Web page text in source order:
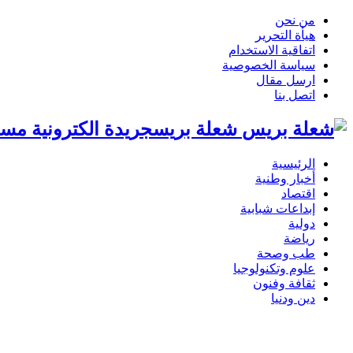
من نحن
هيأة التحرير
اتفاقية الاستخدام
سياسة الخصوصية
ارسل مقال
اتصل بنا
شعلة بريسجريدة الكترونية
الرئيسية
أخبار وطنية
اقتصاد
إبداعات شبابية
دولية
رياضة
طب وصحة
علوم وتكنولوجيا
ثقافة وفنون
دين ودنيا